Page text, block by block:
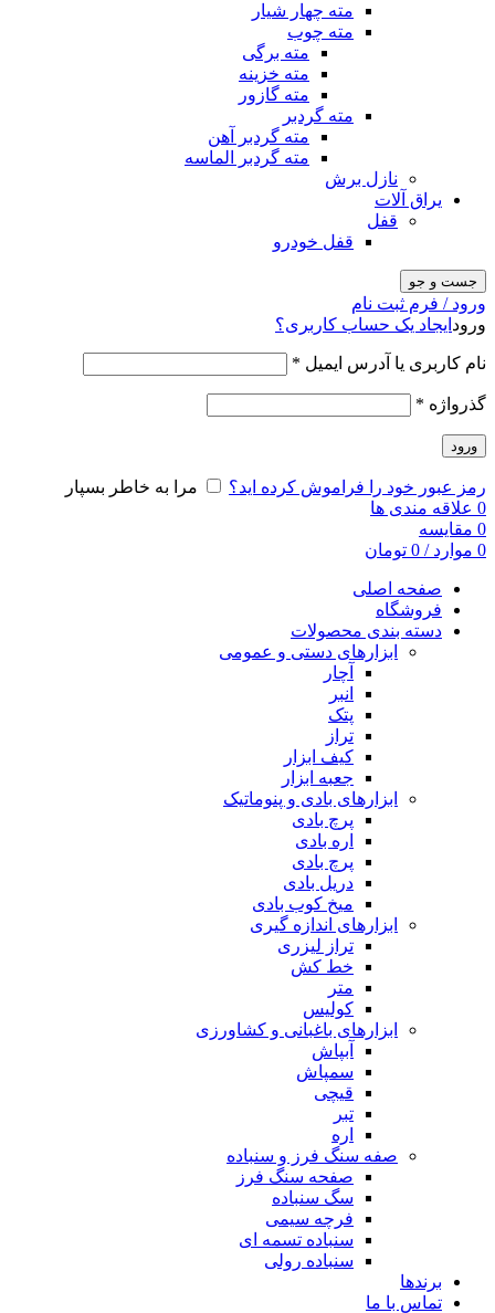
مته چهار شیار
مته چوب
مته برگی
مته خزینه
مته گازور
مته گردبر
مته گردبر آهن
مته گردبر الماسه
نازل برش
یراق آلات
قفل
قفل خودرو
جست و جو
ورود / فرم ثبت نام
ورود ایجاد یک حساب کاربری؟
نام کاربری یا آدرس ایمیل *
گذرواژه *
ورود
رمز عبور خود را فراموش کرده اید؟
مرا به خاطر بسپار
0 علاقه مندی ها
0 مقایسه
0 موارد /
0 تومان
صفحه اصلی
فروشگاه
دسته بندی محصولات
ابزارهای دستی و عمومی
آچار
انبر
پتک
تراز
کیف ابزار
جعبه ابزار
ابزارهای بادی و پنوماتیک
پرچ بادی
اره بادی
پرچ بادی
دریل بادی
میخ کوب بادی
ابزارهای اندازه گیری
تراز لیزری
خط کش
متر
کولیس
ابزارهای باغبانی و کشاورزی
آبپاش
سمپاش
قیچی
تبر
اره
صفه سنگ فرز و سنباده
صفحه سنگ فرز
سگ سنباده
فرچه سیمی
سنباده تسمه ای
سنباده رولی
برندها
تماس با ما